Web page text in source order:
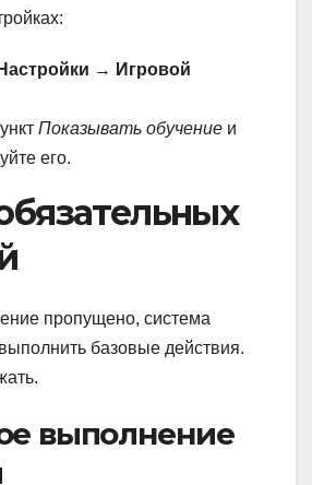
Настройки → Игровой
Показывать обучение и
его.
пропущено, система
базовые действия.
выполнение